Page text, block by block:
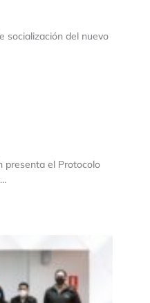
socialización del nuevo
presenta el Protocolo